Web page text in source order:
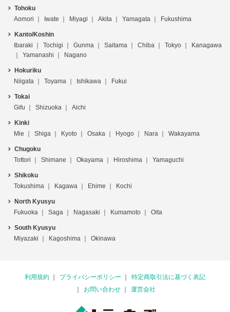
Tohoku
Aomori
Iwate Miyagi Akita Yamagata Fukushima
Kanto/Koshin
Ibaraki
Tochigi Gunma Saitama Chiba Tokyo
Kanagawa
Yamanashi
Nagano
Hokuriku
Niigata
Toyama Ishikawa Fukui
Tokai
Gifu
Shizuoka Aichi
Kinki
Mie
Shiga Kyoto Osaka Hyogo Nara Wakayama
Chugoku
Tottori
Shimane Okayama Hiroshima Yamaguchi
Shikoku
Tokushima
Kagawa Ehime Kochi
North Kyusyu
Fukuoka
Saga Nagasaki Kumamoto Oita
South Kyusyu
Miyazaki
Kagoshima Okinawa
利用規約 プライバシーポリシー
特定商取引法に基づく表記
お問い合わせ
運営会社